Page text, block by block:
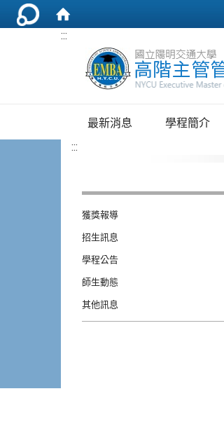
:::
最新消息 學程簡介
:::
獲獎報導
招生訊息
學程公告
師生動態
其他訊息